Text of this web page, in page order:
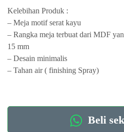
Kelebihan Produk :
– Meja motif serat kayu
– Rangka meja terbuat dari MDF
15 mm
– Desain minimalis
– Tahan air ( finishing Spray)
Beli